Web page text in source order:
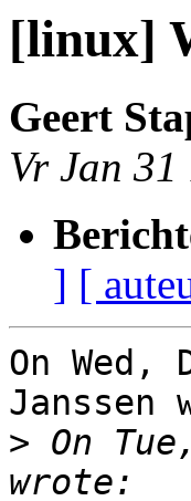
[linux]
Geert
Vr Jan
] [
On Wed,
Janssen
> On